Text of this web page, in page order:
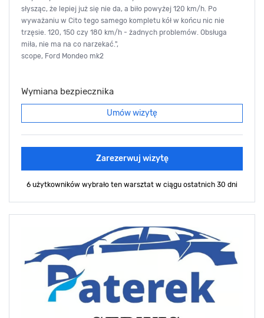
słysząc, że lepiej już się nie da, a biło powyżej 120 km/h. Po
wyważaniu w Cito tego samego kompletu kół w końcu nic nie
trzęsie. 120, 150 czy 180 km/h - żadnych problemów. Obsługa
miła, nie ma na co narzekać.",
scope, Ford Mondeo mk2
Wymiana bezpiecznika
Umów wizytę
Zarezerwuj wizytę
6 użytkowników wybrało ten warsztat w ciągu ostatnich 30 dni